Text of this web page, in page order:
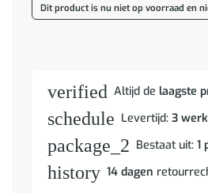
Dit product is nu niet op voorraad en
verified Altijd de laagste
schedule Levertijd: 3
package_2 Bestaat uit: 1
history 14 dagen